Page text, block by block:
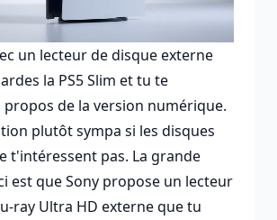
un lecteur de disque externe
la PS5 Slim et tu te
propos de la version numérique.
plutôt sympa si les disques
t'intéressent pas. La grande
est que Sony propose un lecteur
ray Ultra HD externe que tu